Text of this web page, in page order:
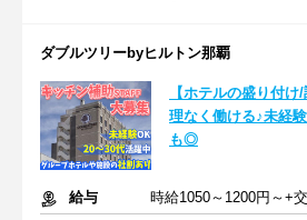
ダブルツリーbyヒルトン那覇
【ホテルの盛り付
理なく働ける♪未経
も◎
給与
時給1050～1200円～+